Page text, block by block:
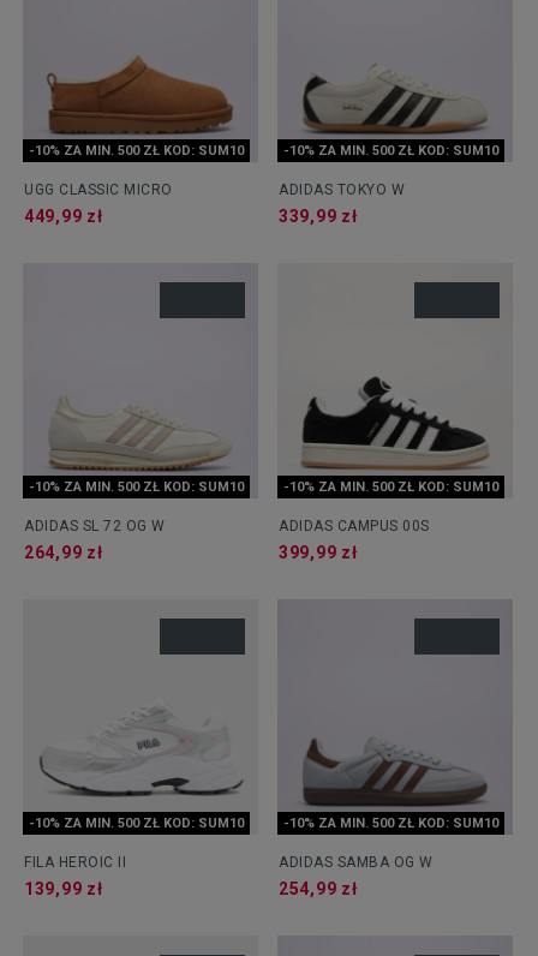
-10% ZA MIN. 500 ZŁ KOD: SUM10
UGG CLASSIC MICRO
449,99 zł
-10% ZA MIN. 500 ZŁ KOD: SUM10
ADIDAS TOKYO W
339,99 zł
-10% ZA MIN. 500 ZŁ KOD: SUM10
ADIDAS SL 72 OG W
264,99 zł
-10% ZA MIN. 500 ZŁ KOD: SUM10
ADIDAS CAMPUS 00S
399,99 zł
-10% ZA MIN. 500 ZŁ KOD: SUM10
FILA HEROIC II
139,99 zł
-10% ZA MIN. 500 ZŁ KOD: SUM10
ADIDAS SAMBA OG W
254,99 zł